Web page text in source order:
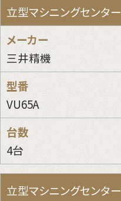
立型マシニングセンター
三井精機
VU65A
4台
立型マシニングセンター